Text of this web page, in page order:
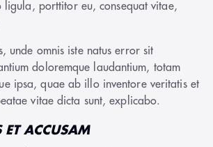
ligula, porttitor eu, consequat vitae,
unde omnis iste natus error sit
doloremque laudantium, totam
ipsa, quae ab illo inventore veritatis et
vitae dicta sunt, explicabo.
ET ACCUSAM